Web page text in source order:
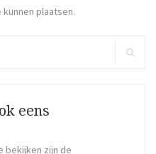
plaatsen.
eens
bekijken zijn de